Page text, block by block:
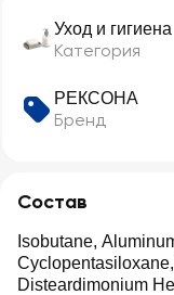
Уход и гигиена
Категория
РЕКСОНА
Бренд
Состав
Isobutane,
Disteardimonium